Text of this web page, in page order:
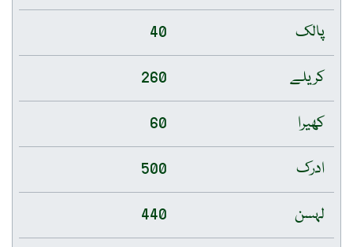
پالک
40
کریلے
260
کھیرا
60
ادرک
500
لہسن
440